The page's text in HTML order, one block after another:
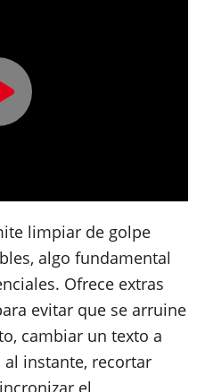
limpiar de golpe
algo fundamental
Ofrece extras
evitar que se arruine
cambiar un texto a
instante, recortar
el